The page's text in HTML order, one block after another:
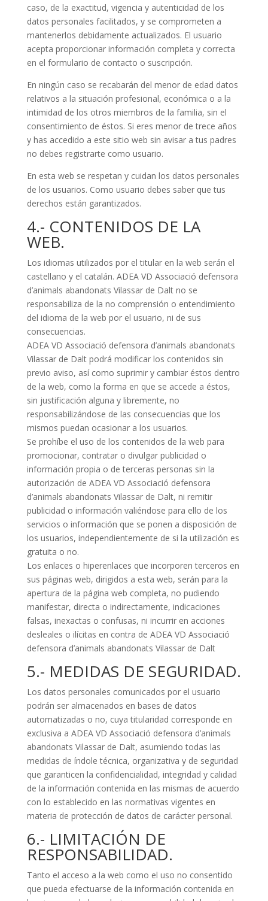
caso, de la exactitud, vigencia y autenticidad de los
datos personales facilitados, y se comprometen a
mantenerlos debidamente actualizados. El usuario
acepta proporcionar información completa y correcta
en el formulario de contacto o suscripción.
En ningún caso se recabarán del menor de edad datos
relativos a la situación profesional, económica o a la
intimidad de los otros miembros de la familia, sin el
consentimiento de éstos. Si eres menor de trece años
y has accedido a este sitio web sin avisar a tus padres
no debes registrarte como usuario.
En esta web se respetan y cuidan los datos personales
de los usuarios. Como usuario debes saber que tus
derechos están garantizados.
4.- CONTENIDOS DE LA
WEB.
Los idiomas utilizados por el titular en la web serán el
castellano y el catalán. ADEA VD Associació defensora
d’animals abandonats Vilassar de Dalt no se
responsabiliza de la no comprensión o entendimiento
del idioma de la web por el usuario, ni de sus
consecuencias.
ADEA VD Associació defensora d’animals abandonats
Vilassar de Dalt podrá modificar los contenidos sin
previo aviso, así como suprimir y cambiar éstos dentro
de la web, como la forma en que se accede a éstos,
sin justificación alguna y libremente, no
responsabilizándose de las consecuencias que los
mismos puedan ocasionar a los usuarios.
Se prohíbe el uso de los contenidos de la web para
promocionar, contratar o divulgar publicidad o
información propia o de terceras personas sin la
autorización de ADEA VD Associació defensora
d’animals abandonats Vilassar de Dalt, ni remitir
publicidad o información valiéndose para ello de los
servicios o información que se ponen a disposición de
los usuarios, independientemente de si la utilización es
gratuita o no.
Los enlaces o hiperenlaces que incorporen terceros en
sus páginas web, dirigidos a esta web, serán para la
apertura de la página web completa, no pudiendo
manifestar, directa o indirectamente, indicaciones
falsas, inexactas o confusas, ni incurrir en acciones
desleales o ilícitas en contra de ADEA VD Associació
defensora d’animals abandonats Vilassar de Dalt
5.- MEDIDAS DE SEGURIDAD.
Los datos personales comunicados por el usuario
podrán ser almacenados en bases de datos
automatizadas o no, cuya titularidad corresponde en
exclusiva a ADEA VD Associació defensora d’animals
abandonats Vilassar de Dalt, asumiendo todas las
medidas de índole técnica, organizativa y de seguridad
que garanticen la confidencialidad, integridad y calidad
de la información contenida en las mismas de acuerdo
con lo establecido en las normativas vigentes en
materia de protección de datos de carácter personal.
6.- LIMITACIÓN DE
RESPONSABILIDAD.
Tanto el acceso a la web como el uso no consentido
que pueda efectuarse de la información contenida en